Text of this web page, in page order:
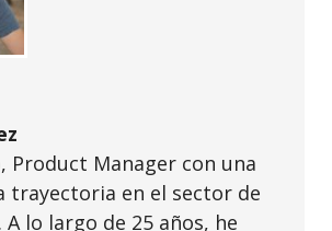
Product Manager con una
trayectoria en el sector de
A lo largo de 25 años, he